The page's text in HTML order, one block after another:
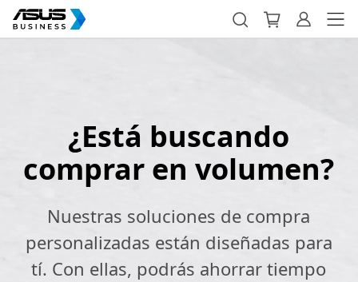
¿Está buscando
comprar en volumen?
Nuestras soluciones de compra
personalizadas están diseñadas para
tí. Con ellas, podrás ahorrar tiempo